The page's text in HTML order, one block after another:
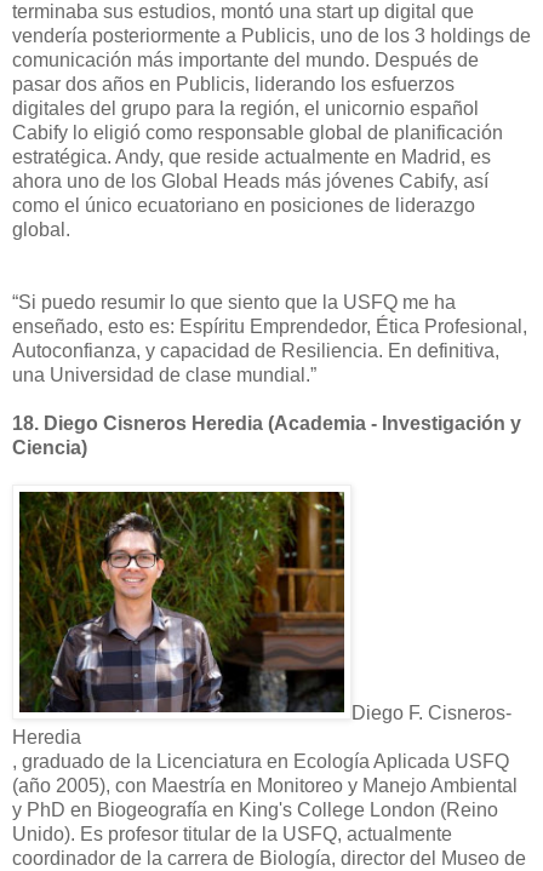
terminaba sus estudios, montó una start up digital que
vendería posteriormente a Publicis, uno de los 3 holdings de
comunicación más importante del mundo. Después de
pasar dos años en Publicis, liderando los esfuerzos
digitales del grupo para la región, el unicornio español
Cabify lo eligió como responsable global de planificación
estratégica. Andy, que reside actualmente en Madrid, es
ahora uno de los Global Heads más jóvenes Cabify, así
como el único ecuatoriano en posiciones de liderazgo
global.
“Si puedo resumir lo que siento que la USFQ me ha
enseñado, esto es: Espíritu Emprendedor, Ética Profesional,
Autoconfianza, y capacidad de Resiliencia. En definitiva,
una Universidad de clase mundial.”
18. Diego Cisneros Heredia (Academia - Investigación y
Ciencia)
Diego F. Cisneros-
Heredia
, graduado de la Licenciatura en Ecología Aplicada USFQ
(año 2005), con Maestría en Monitoreo y Manejo Ambiental
y PhD en Biogeografía en King's College London (Reino
Unido). Es profesor titular de la USFQ, actualmente
coordinador de la carrera de Biología, director del Museo de